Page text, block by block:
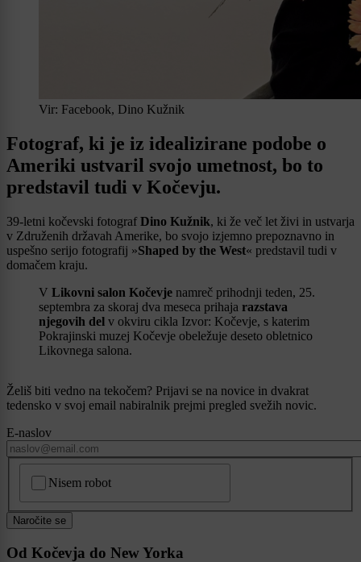
Vir: Facebook, Dino Kužnik
Fotograf, ki je iz idealizirane podobe o
Ameriki ustvaril svojo umetnost, bo to
predstavil tudi v Kočevju.
39-letni kočevski fotograf Dino Kužnik, ki že več let živi in ustvarja
v Združenih državah Amerike, bo svojo izjemno prepoznavno in
uspešno serijo fotografij »Shaped by the West« predstavil tudi v
domačem kraju.
V Likovni salon Kočevje namreč prihodnji teden, 25.
septembra za skoraj dva meseca prihaja razstava
njegovih del v okviru cikla Izvor: Kočevje, s katerim
Pokrajinski muzej Kočevje obeležuje deseto obletnico
Likovnega salona.
Želiš biti vedno na tekočem? Prijavi se na novice in dvakrat
tedensko v svoj email nabiralnik prejmi pregled svežih novic.
E-naslov
Nisem robot
Naročite se
Od Kočevja do New Yorka